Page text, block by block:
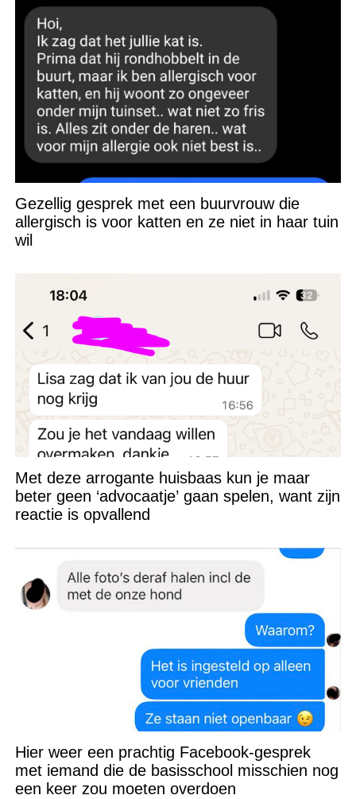
Gezellig gesprek met een buurvrouw die
allergisch is voor katten en ze niet in haar tuin
wil
Met deze arrogante huisbaas kun je maar
beter geen ‘advocaatje’ gaan spelen, want zijn
reactie is opvallend
Hier weer een prachtig Facebook-gesprek
met iemand die de basisschool misschien nog
een keer zou moeten overdoen